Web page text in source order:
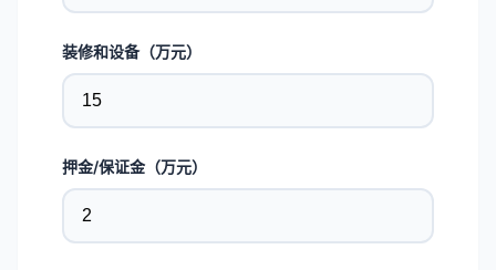
装修和设备（万元）
押金/保证金（万元）